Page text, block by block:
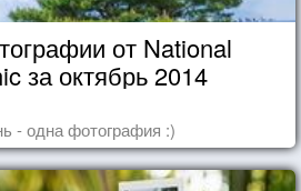
от National
за октябрь 2014
- одна фотография :)